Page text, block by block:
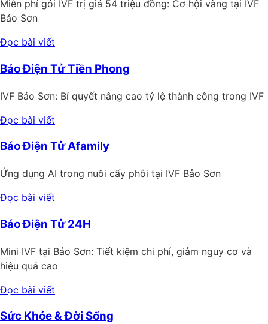
Miễn phí gói IVF trị giá 54 triệu đồng: Cơ hội vàng tại IVF
Bảo Sơn
Đọc bài viết
Báo Điện Tử Tiền Phong
IVF Bảo Sơn: Bí quyết nâng cao tỷ lệ thành công trong IVF
Đọc bài viết
Báo Điện Tử Afamily
Ứng dụng AI trong nuôi cấy phôi tại IVF Bảo Sơn
Đọc bài viết
Báo Điện Tử 24H
Mini IVF tại Bảo Sơn: Tiết kiệm chi phí, giảm nguy cơ và
hiệu quả cao
Đọc bài viết
Sức Khỏe & Đời Sống